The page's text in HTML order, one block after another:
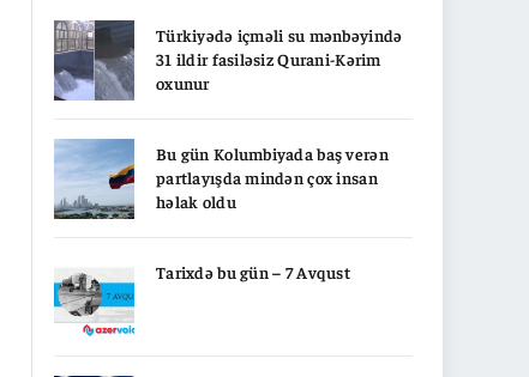
Türkiyədə içməli su mənbəyində
31 ildir fasiləsiz Qurani-Kərim
oxunur
Bu gün Kolumbiyada baş verən
partlayışda mindən çox insan
həlak oldu
Tarixdə bu gün – 7 Avqust